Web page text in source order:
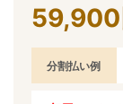
59,900
分割払い例